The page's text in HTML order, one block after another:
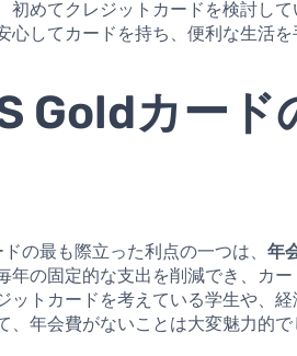
初めてクレジットカードを検討し
心してカードを持ち、便利な生活を
Goldカード
の最も際立った利点の一つは、年
年の固定的な支出を削減でき、カ
ットカードを考えている学生や、
、年会費がないことは大変魅力的で